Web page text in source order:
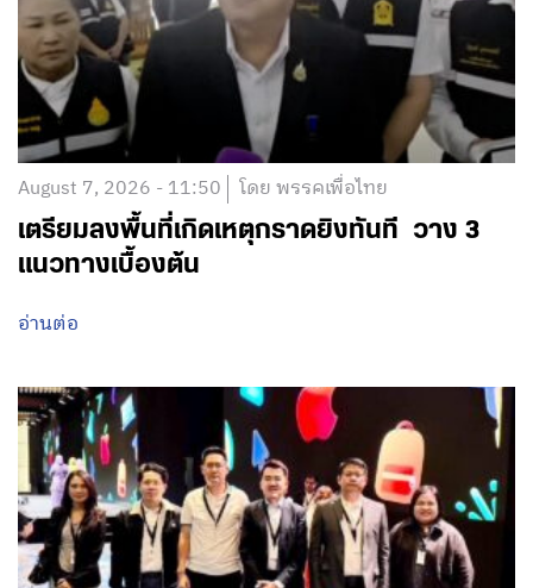
August 7, 2026 - 11:50 โดย พรรคเพื่อไทย
เตรียมลงพื้นที่เกิดเหตุกราดยิงทันที วาง 3
แนวทางเบื้องต้น
อ่านต่อ